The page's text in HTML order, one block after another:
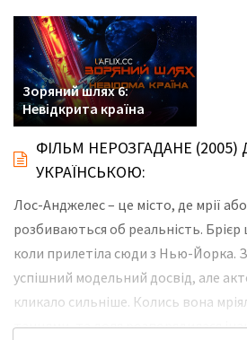
Зоряний шлях 6:
Невідкрита країна
ФІЛЬМ НЕРОЗГАДАНЕ
УКРАЇНСЬКОЮ:
Лос-Анджелес – це місто, де мрії
розбиваються об реальність. Брієр
коли прилетіла сюди з Нью-Йорка.
успішний модельний досвід, але
кликало сильніше. Колись вона
танцями, та доля розпорядилася